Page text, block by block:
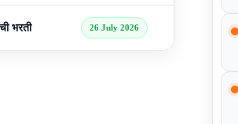
भरती 26 July 2026